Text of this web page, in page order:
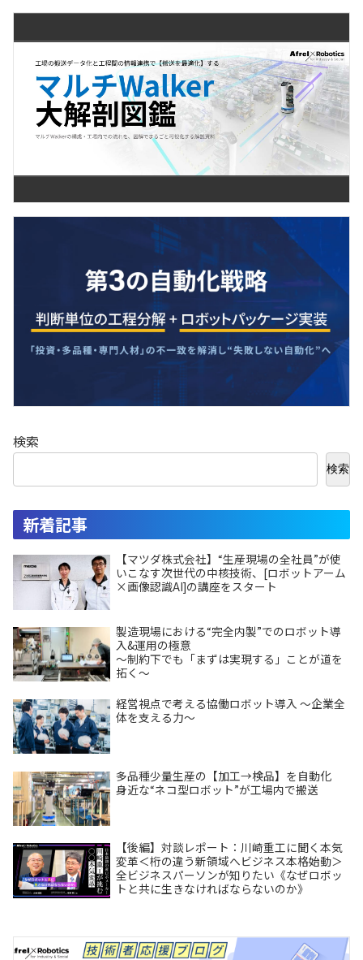
検索
検索
新着記事
【マツダ株式会社】“生産現場の全社員”が使
いこなす次世代の中核技術、[ロボットアーム
×画像認識AI]の講座をスタート
製造現場における“完全内製”でのロボット導
入&運用の極意
～制約下でも「まずは実現する」ことが道を
拓く～
経営視点で考える協働ロボット導入 ～企業全
体を支える力～
多品種少量生産の【加工→検品】を自動化
身近な“ネコ型ロボット”が工場内で搬送
【後編】対談レポート：川崎重工に聞く本気
変革＜桁の違う新領域へビジネス本格始動＞
全ビジネスパーソンが知りたい《なぜロボッ
トと共に生きなければならないのか》